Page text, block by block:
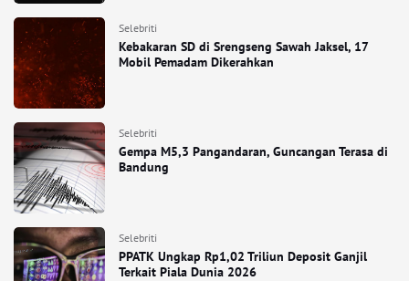
Selebriti
Kebakaran SD di Srengseng Sawah Jaksel, 17
Mobil Pemadam Dikerahkan
Selebriti
Gempa M5,3 Pangandaran, Guncangan Terasa di
Bandung
Selebriti
PPATK Ungkap Rp1,02 Triliun Deposit Ganjil
Terkait Piala Dunia 2026